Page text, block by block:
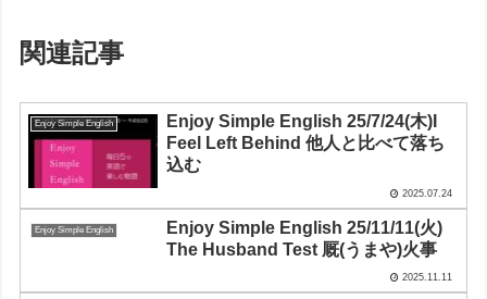
関連記事
Enjoy Simple English
Enjoy Simple English 25/7/24(木)I
Feel Left Behind 他人と比べて落ち
込む
2025.07.24
Enjoy Simple English
Enjoy Simple English 25/11/11(火)
The Husband Test 厩(うまや)火事
2025.11.11